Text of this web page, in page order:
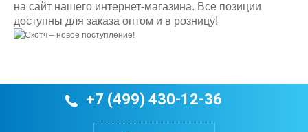
на сайт нашего интернет-магазина. Все позиции
доступны для заказа оптом и в розницу!
+7 (499) 430-12-36